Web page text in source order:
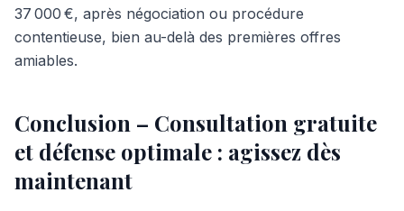
37 000 €, après négociation ou procédure
contentieuse, bien au-delà des premières offres
amiables.
Conclusion – Consultation gratuite
et défense optimale : agissez dès
maintenant